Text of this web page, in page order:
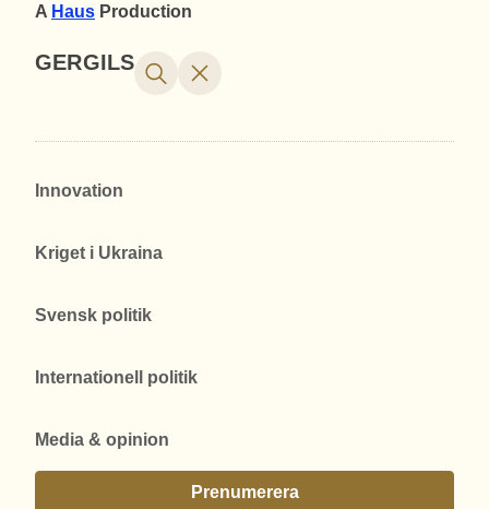
A Haus Production
GERGILS
Innovation
Kriget i Ukraina
Svensk politik
Internationell politik
Media & opinion
Prenumerera